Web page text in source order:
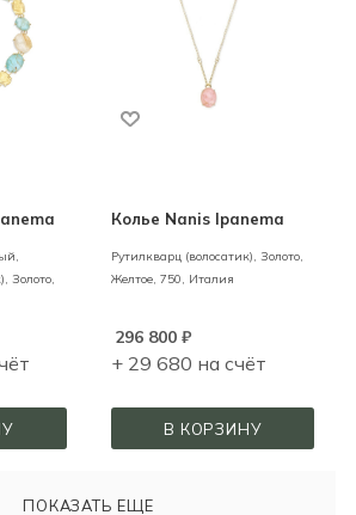
Золото,
Колье Nanis Ipanema
Рутилкварц (волосатик), Золото,
Желтое, 750, Италия
296 800₽
+ 29 680 на счёт
В КОРЗИНУ
ПОКАЗАТЬ ЕЩЕ